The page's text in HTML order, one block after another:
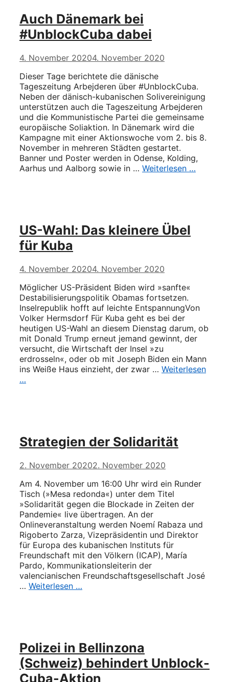
Auch Dänemark bei
#UnblockCuba dabei
4. November 20204. November 2020
Dieser Tage berichtete die dänische
Tageszeitung Arbejderen über #UnblockCuba.
Neben der dänisch-kubanischen Solivereinigung
unterstützen auch die Tageszeitung Arbejderen
und die Kommunistische Partei die gemeinsame
europäische Soliaktion. In Dänemark wird die
Kampagne mit einer Aktionswoche vom 2. bis 8.
November in mehreren Städten gestartet.
Banner und Poster werden in Odense, Kolding,
Aarhus und Aalborg sowie in … Weiterlesen …
US-Wahl: Das kleinere Übel
für Kuba
4. November 20204. November 2020
Möglicher US-Präsident Biden wird »sanfte«
Destabilisierungspolitik Obamas fortsetzen.
Inselrepublik hofft auf leichte EntspannungVon
Volker Hermsdorf Für Kuba geht es bei der
heutigen US-Wahl an diesem Dienstag darum, ob
mit Donald Trump erneut jemand gewinnt, der
versucht, die Wirtschaft der Insel »zu
erdrosseln«, oder ob mit Joseph Biden ein Mann
ins Weiße Haus einzieht, der zwar … Weiterlesen
…
Strategien der Solidarität
2. November 20202. November 2020
Am 4. November um 16:00 Uhr wird ein Runder
Tisch (»Mesa redonda«) unter dem Titel
»Solidarität gegen die Blockade in Zeiten der
Pandemie« live übertragen. An der
Onlineveranstaltung werden Noemí Rabaza und
Rigoberto Zarza, Vizepräsidentin und Direktor
für Europa des kubanischen Instituts für
Freundschaft mit den Völkern (ICAP), María
Pardo, Kommunikationsleiterin der
valencianischen Freundschaftsgesellschaft José
… Weiterlesen …
Polizei in Bellinzona
(Schweiz) behindert Unblock-
Cuba-Aktion